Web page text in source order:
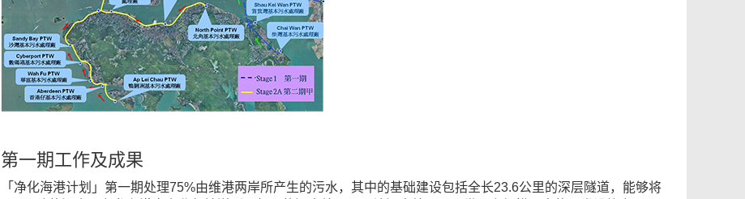
第一期工作及成果
「净化海港计划」第一期处理75%由维港两岸所产生的污水，其中的基础建设包括全长23.6公里的深层隧道，能够将